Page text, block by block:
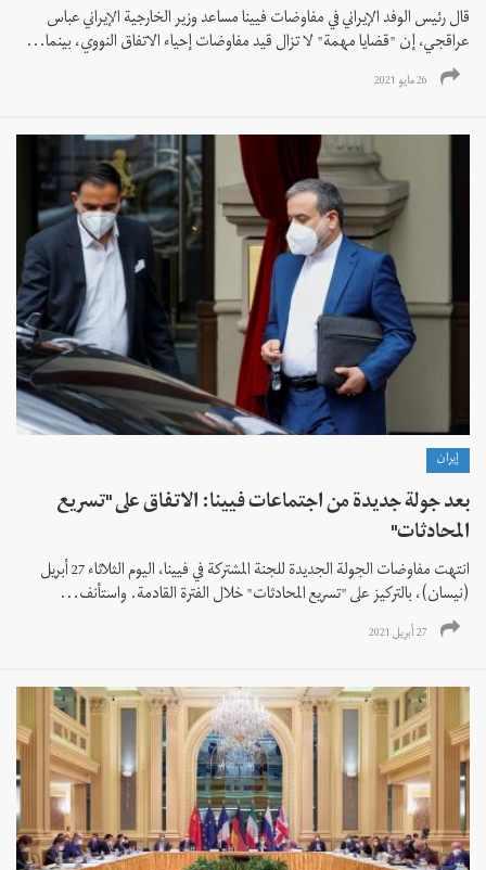
قال رئيس الوفد الإيراني في مفاوضات فيينا مساعد وزير الخارجية الإيراني عباس
عراقجي، إن "قضايا مهمة" لا تزال قيد مفاوضات إحياء الاتفاق النووي، بينما...
26 مايو 2021
إيران
بعد جولة جديدة من اجتماعات فيينا: الاتفاق على "تسريع
المحادثات"
انتهت مفاوضات الجولة الجديدة للجنة المشتركة في فيينا، اليوم الثلاثاء 27 أبريل
(نيسان)، بالتركيز على "تسريع المحادثات" خلال الفترة القادمة. واستأنف...
27 أبريل 2021